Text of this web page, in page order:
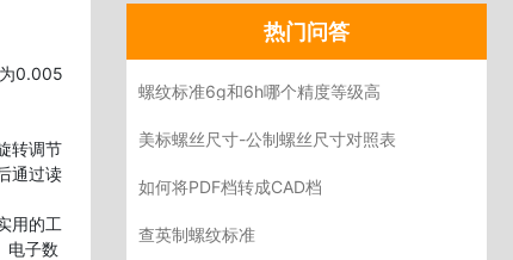
0.005
转调节
通过读
用的工
电子数
热门问答
螺纹标准6g和6h哪个精度等级高
美标螺丝尺寸-公制螺丝尺寸对照表
如何将PDF档转成CAD档
查英制螺纹标准